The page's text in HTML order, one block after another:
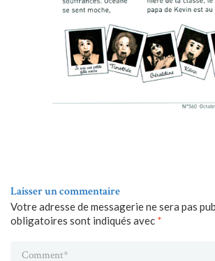
Laisser un commentaire
Votre adresse de messagerie ne sera pas
obligatoires sont indiqués avec *